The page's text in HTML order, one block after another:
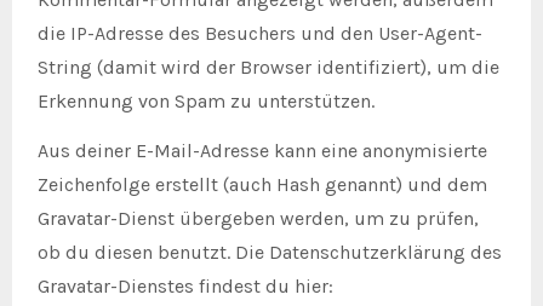
die IP-Adresse des Besuchers und den User-Agent-
String (damit wird der Browser identifiziert), um die
Erkennung von Spam zu unterstützen.
Aus deiner E-Mail-Adresse kann eine anonymisierte
Zeichenfolge erstellt (auch Hash genannt) und dem
Gravatar-Dienst übergeben werden, um zu prüfen,
ob du diesen benutzt. Die Datenschutzerklärung des
Gravatar-Dienstes findest du hier: